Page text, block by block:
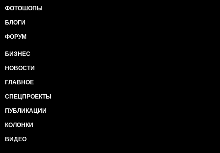
ФОТОШОПЫ
БЛОГИ
ФОРУМ
БИЗНЕС
НОВОСТИ
ГЛАВНОЕ
СПЕЦПРОЕКТЫ
ПУБЛИКАЦИИ
КОЛОНКИ
ВИДЕО